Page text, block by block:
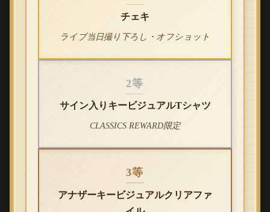
チェキ
ライブ当日撮り下ろし・オフショット
2等
サイン入りキービジュアルTシャツ
CLASSICS REWARD限定
3等
アナザーキービジュアルクリアファ